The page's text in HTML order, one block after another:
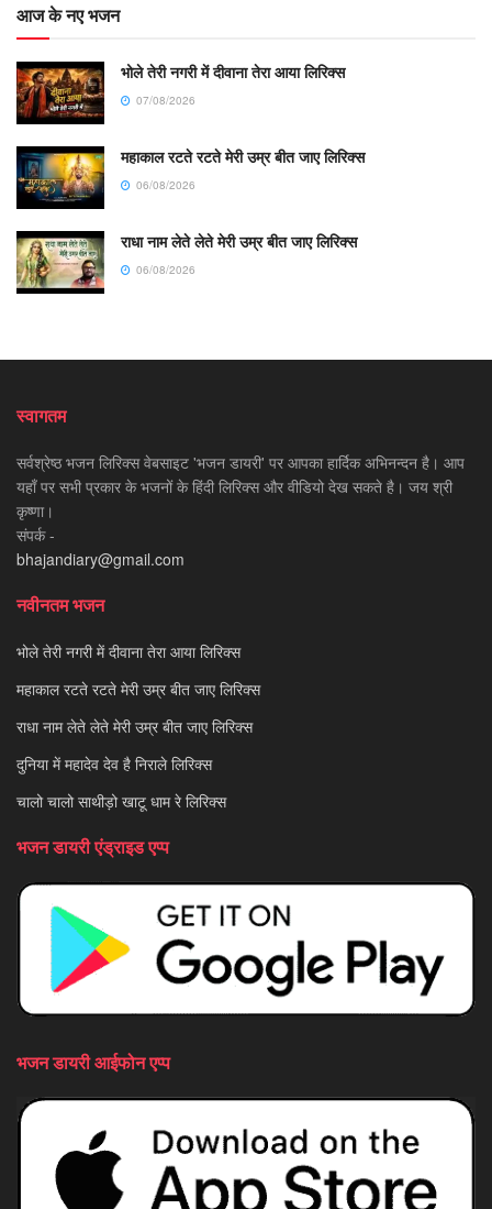
आज के नए भजन
भोले तेरी नगरी में दीवाना तेरा आया लिरिक्स
07/08/2026
महाकाल रटते रटते मेरी उम्र बीत जाए लिरिक्स
06/08/2026
राधा नाम लेते लेते मेरी उम्र बीत जाए लिरिक्स
06/08/2026
स्वागतम
सर्वश्रेष्ठ भजन लिरिक्स वेबसाइट 'भजन डायरी' पर आपका हार्दिक अभिनन्दन है। आप
यहाँ पर सभी प्रकार के भजनों के हिंदी लिरिक्स और वीडियो देख सकते है। जय श्री
कृष्णा।
संपर्क -
bhajandiary@gmail.com
नवीनतम भजन
भोले तेरी नगरी में दीवाना तेरा आया लिरिक्स
महाकाल रटते रटते मेरी उम्र बीत जाए लिरिक्स
राधा नाम लेते लेते मेरी उम्र बीत जाए लिरिक्स
दुनिया में महादेव देव है निराले लिरिक्स
चालो चालो साथीड़ो खाटू धाम रे लिरिक्स
भजन डायरी एंड्राइड एप्प
भजन डायरी आईफोन एप्प